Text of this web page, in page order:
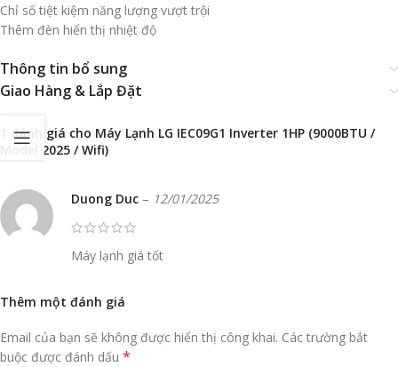
Chỉ số tiệt kiệm năng lượng vượt trội
Thêm đèn hiển thị nhiệt độ
Thông tin bổ sung
Giao Hàng & Lắp Đặt
1 đánh giá cho Máy Lạnh LG IEC09G1 Inverter 1HP (9000BTU /
Model 2025 / Wifi)
Duong Duc – 12/01/2025
Máy lạnh giá tốt
Thêm một đánh giá
Email của bạn sẽ không được hiển thị công khai. Các trường bắt
buộc được đánh dấu *